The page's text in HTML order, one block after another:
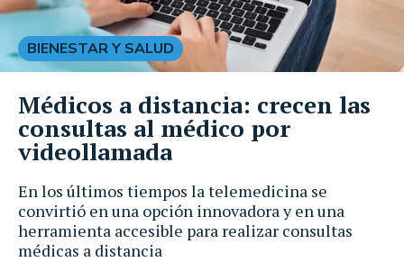
En los últimos tiempos la telemedicina se
convirtió en una opción innovadora y en una
herramienta accesible para realizar consultas
médicas a distancia
BIENESTAR Y SALUD
Médicos a distancia: crecen las
consultas al médico por
videollamada